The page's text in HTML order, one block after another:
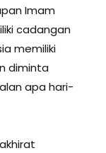
Imam
cadangan
memiliki
diminta
apa hari-